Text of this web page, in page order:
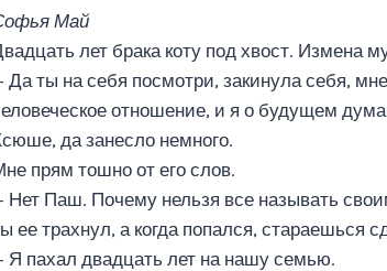
Май
лет брака коту под хвост. Измена
Да ты на себя посмотри, закинула себя,
отношение, и я о будущем
да занесло немного.
прям тошно от его слов.
Нет Паш. Почему нельзя все называть
ее трахнул, а когда попался, стараешься
Я пахал двадцать лет на нашу семью.